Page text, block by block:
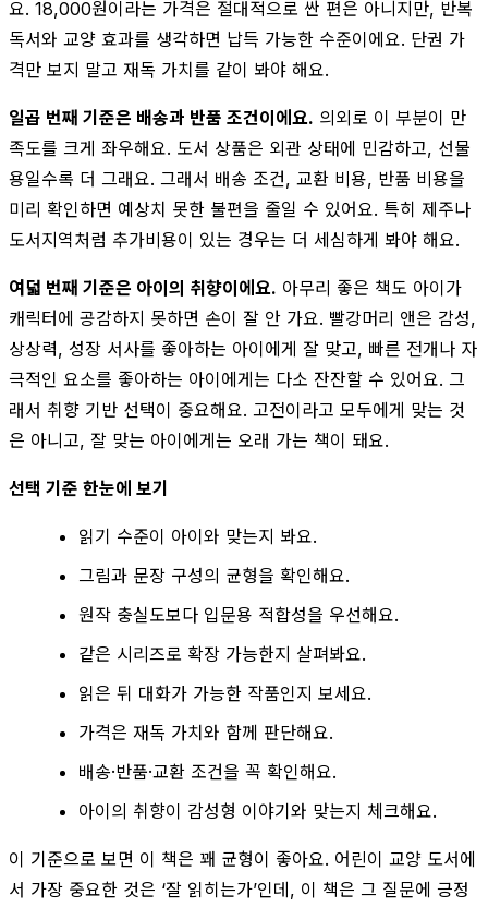
요. 18,000원이라는 가격은 절대적으로 싼 편은 아니지만, 반복
독서와 교양 효과를 생각하면 납득 가능한 수준이에요. 단권 가
격만 보지 말고 재독 가치를 같이 봐야 해요.
일곱 번째 기준은 배송과 반품 조건이에요. 의외로 이 부분이 만
족도를 크게 좌우해요. 도서 상품은 외관 상태에 민감하고, 선물
용일수록 더 그래요. 그래서 배송 조건, 교환 비용, 반품 비용을
미리 확인하면 예상치 못한 불편을 줄일 수 있어요. 특히 제주나
도서지역처럼 추가비용이 있는 경우는 더 세심하게 봐야 해요.
여덟 번째 기준은 아이의 취향이에요. 아무리 좋은 책도 아이가
캐릭터에 공감하지 못하면 손이 잘 안 가요. 빨강머리 앤은 감성,
상상력, 성장 서사를 좋아하는 아이에게 잘 맞고, 빠른 전개나 자
극적인 요소를 좋아하는 아이에게는 다소 잔잔할 수 있어요. 그
래서 취향 기반 선택이 중요해요. 고전이라고 모두에게 맞는 것
은 아니고, 잘 맞는 아이에게는 오래 가는 책이 돼요.
선택 기준 한눈에 보기
읽기 수준이 아이와 맞는지 봐요.
그림과 문장 구성의 균형을 확인해요.
원작 충실도보다 입문용 적합성을 우선해요.
같은 시리즈로 확장 가능한지 살펴봐요.
읽은 뒤 대화가 가능한 작품인지 보세요.
가격은 재독 가치와 함께 판단해요.
배송·반품·교환 조건을 꼭 확인해요.
아이의 취향이 감성형 이야기와 맞는지 체크해요.
이 기준으로 보면 이 책은 꽤 균형이 좋아요. 어린이 교양 도서에
서 가장 중요한 것은 ‘잘 읽히는가’인데, 이 책은 그 질문에 긍정